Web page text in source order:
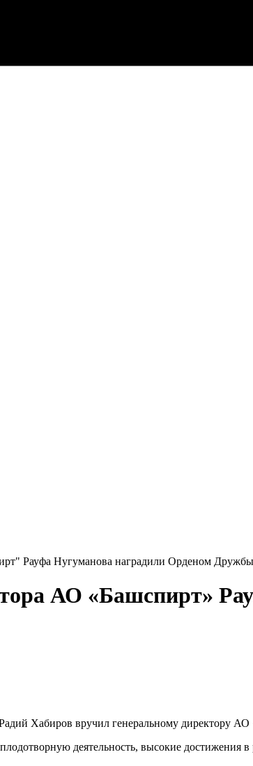
Рауфа Нугуманова наградили Орденом
АО «Башспирт»
Хабиров вручил генеральному
деятельность, высокие достижения